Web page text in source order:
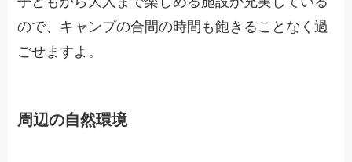
ので、キャンプの合間の時間も飽きることなく過
ごせますよ。
周辺の自然環境